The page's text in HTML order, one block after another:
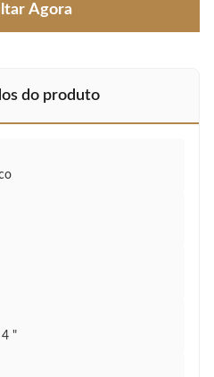
Agora
do produto
4 "